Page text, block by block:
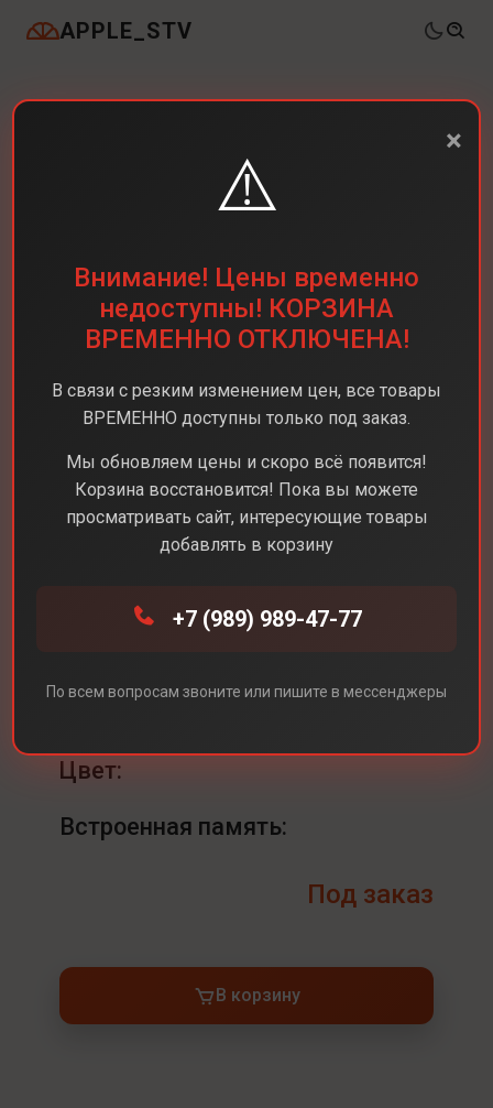
APPLE_STV
Dyson Airstrait Dyson HT01
Цвет:
Встроенная память:
Под заказ
В корзину
×
⚠️
Внимание! Цены временно
недоступны! КОРЗИНА
ВРЕМЕННО ОТКЛЮЧЕНА!
В связи с резким изменением цен, все товары
ВРЕМЕННО доступны только под заказ.
Мы обновляем цены и скоро всё появится!
Корзина восстановится! Пока вы можете
просматривать сайт, интересующие товары
добавлять в корзину
+7 (989) 989-47-77
По всем вопросам звоните или пишите в мессенджеры